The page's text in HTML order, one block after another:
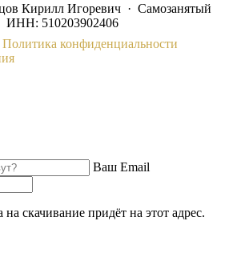
Кирилл Игоревич · Самозанятый
510203902406
Политика конфиденциальности
Ваш Email
скачивание придёт на этот адрес.